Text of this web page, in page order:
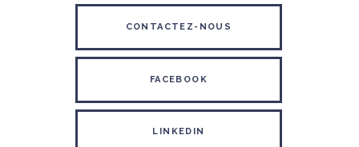
CONTACTEZ-NOUS
FACEBOOK
LINKEDIN